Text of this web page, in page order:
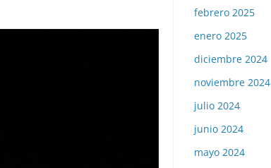
febrero 2025
enero 2025
diciembre 2024
noviembre 2024
julio 2024
junio 2024
mayo 2024